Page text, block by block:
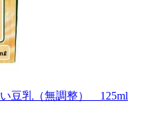
豆乳（無調整） 125ml